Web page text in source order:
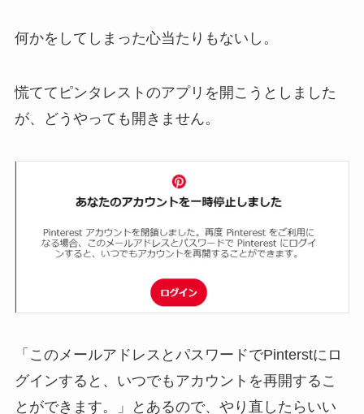
何かをしてしまった心当たりもないし。
慌ててピンタレストのアプリを開こうとしました
が、どうやっても開きません。
「このメールアドレスとパスワードでPinterstにロ
グインすると、いつでもアカウントを再開するこ
とができます。」とあるので、やり直したらいい